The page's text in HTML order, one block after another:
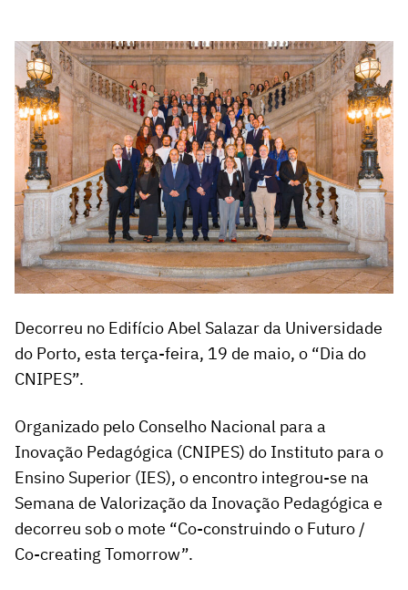
Decorreu no Edifício Abel Salazar da Universidade
do Porto, esta terça-feira, 19 de maio, o “Dia do
CNIPES”.
Organizado pelo Conselho Nacional para a
Inovação Pedagógica (CNIPES) do Instituto para o
Ensino Superior (IES), o encontro integrou-se na
Semana de Valorização da Inovação Pedagógica e
decorreu sob o mote “Co-construindo o Futuro /
Co-creating Tomorrow”.